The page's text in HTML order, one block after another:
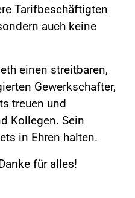
Tarifbeschäftigten
auch keine
einen streitbaren,
Gewerkschafter,
treuen und
Kollegen. Sein
in Ehren halten.
für alles!